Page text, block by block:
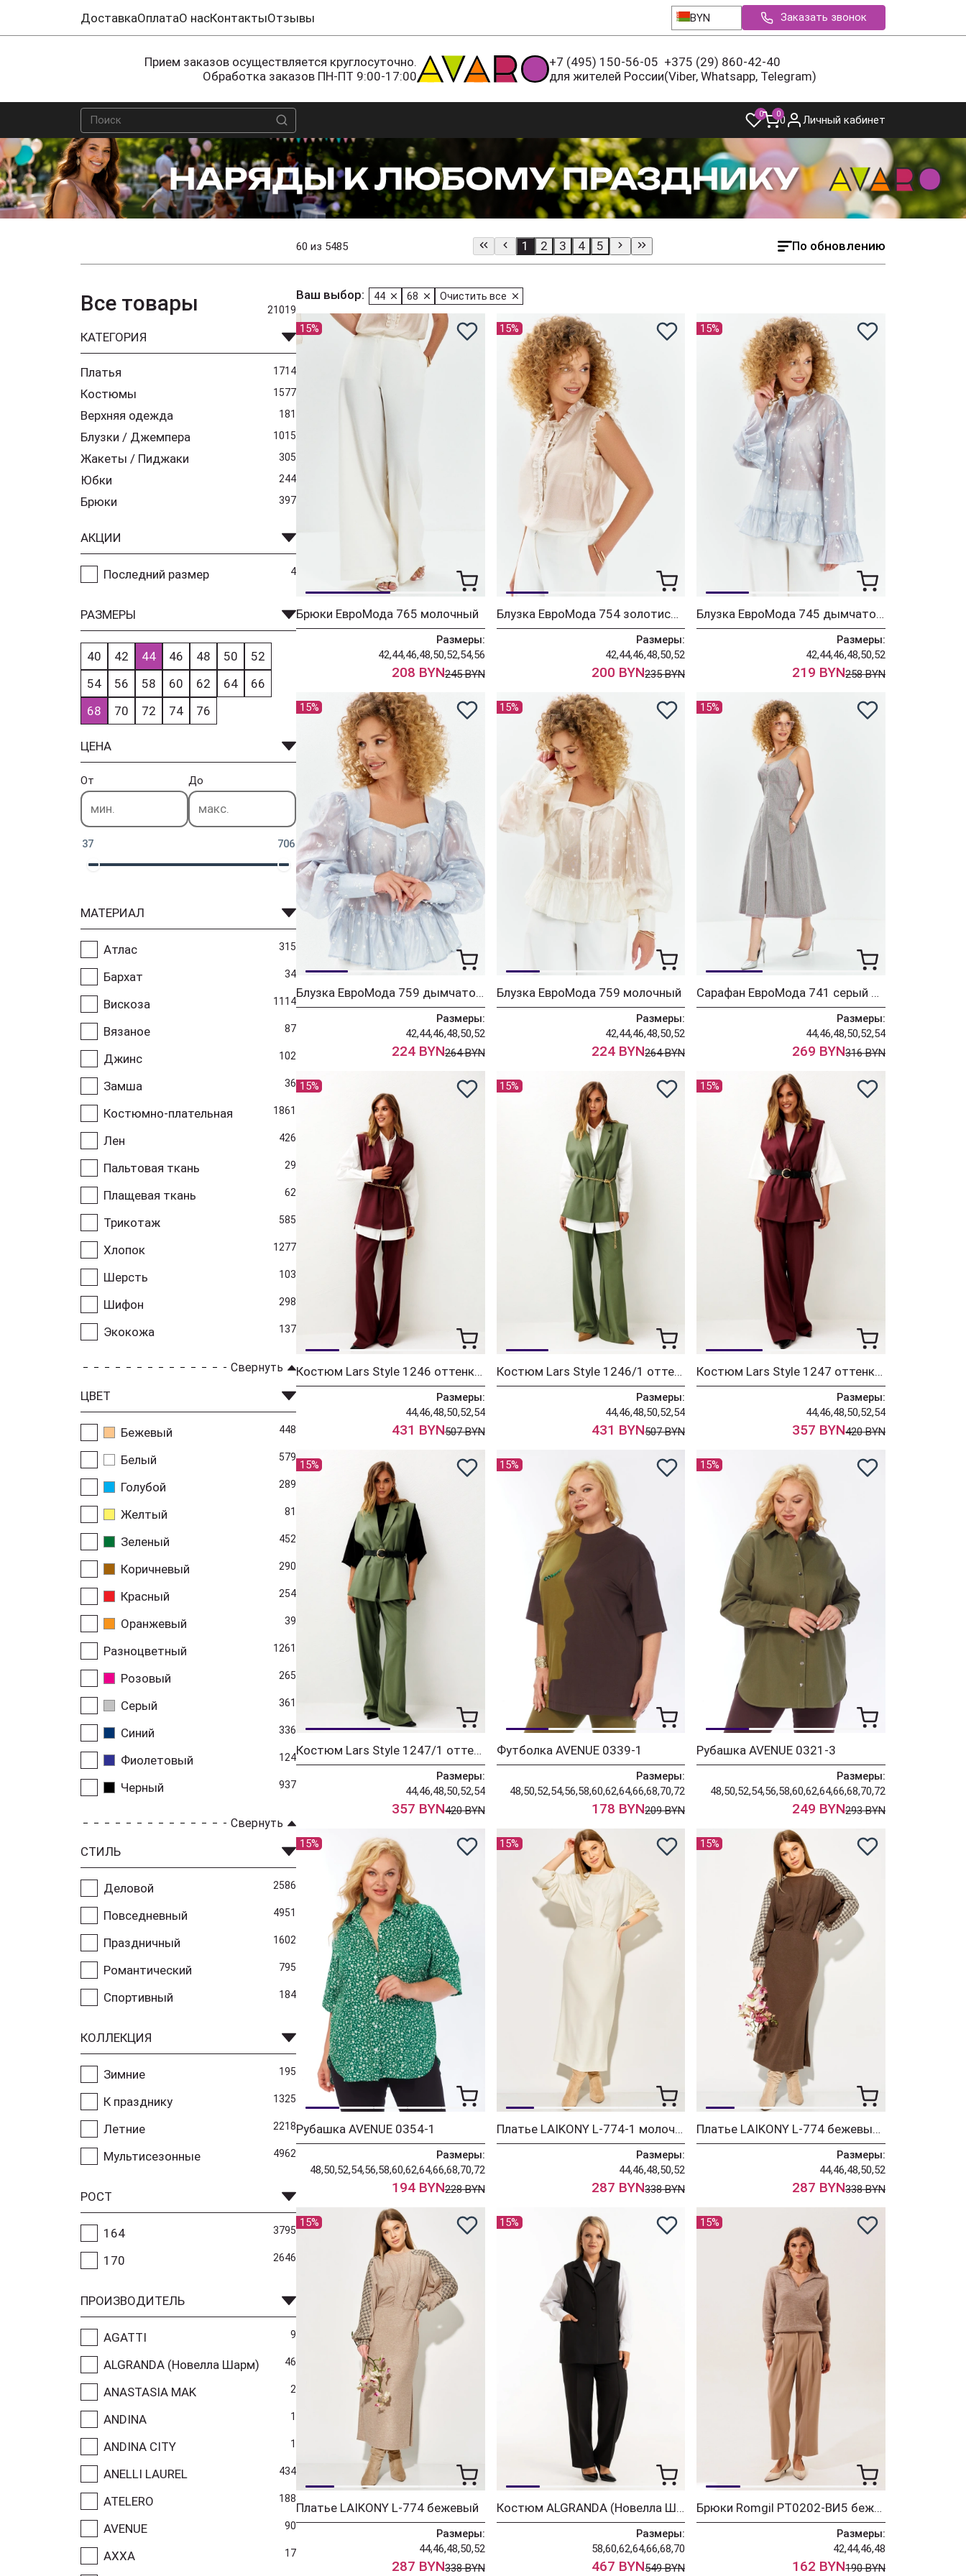
ДоставкаОплатаО насКонтактыОтзывы BYN Заказать звонок
Прием заказов осуществляется круглосуточно.
Обработка заказов ПН-ПТ 9:00-17:00
+7 (495) 150-56-05
для жителей России
+375 (29) 860-42-40
(Viber, Whatsapp, Telegram)
0 00 Личный кабинет
60 из 5485 По обновлению
1 2 3 4 5
Все товары 21019
КАТЕГОРИЯ
Платья 1714
Костюмы 1577
Верхняя одежда 181
Блузки / Джемпера 1015
Жакеты / Пиджаки 305
Юбки 244
Брюки 397
АКЦИИ
Последний размер 4
РАЗМЕРЫ
40 42 44 46 48 50
52
54
56 58 60 62 64
66
68
70 72 74 76
ЦЕНА
От До
37 706
МАТЕРИАЛ
Атлас 315
Бархат 34
Вискоза 1114
Вязаное 87
Джинс 102
Замша 36
Костюмно-плательная 1861
Лен 426
Пальтовая ткань 29
Плащевая ткань 62
Трикотаж 585
Хлопок 1277
Шерсть 103
Шифон 298
Экокожа 137
Свернуть
ЦВЕТ
Бежевый 448
Белый 579
Голубой 289
Желтый 81
Зеленый 452
Коричневый 290
Красный 254
Оранжевый 39
Разноцветный 1261
Розовый 265
Серый 361
Синий 336
Фиолетовый 124
Черный 937
Свернуть
СТИЛЬ
Деловой 2586
Повседневный 4951
Праздничный 1602
Романтический 795
Спортивный 184
КОЛЛЕКЦИЯ
Зимние 195
К празднику 1325
Летние 2218
Мультисезонные 4962
РОСТ
164 3795
170 2646
ПРОИЗВОДИТЕЛЬ
AGATTI 9
ALGRANDA (Новелла Шарм) 46
ANASTASIA MAK 2
ANDINA 1
ANDINA CITY 1
ANELLI LAUREL 434
ATELERO 188
AVENUE 90
AXXA 17
Ваш выбор: 44 68 Очистить все
15%
Брюки ЕвроМода 765 молочный
Размеры:
42,44,46,48,50,52,54,56
208 BYN245 BYN
15%
Блузка ЕвроМода 754 золотисто-бежевый
Размеры:
42,44,46,48,50,52
200 BYN235 BYN
15%
Блузка ЕвроМода 745 дымчато-голубой
Размеры:
42,44,46,48,50,52
219 BYN258 BYN
15%
Блузка ЕвроМода 759 дымчато-голубой
Размеры:
42,44,46,48,50,52
224 BYN264 BYN
15%
Блузка ЕвроМода 759 молочный
Размеры:
42,44,46,48,50,52
224 BYN264 BYN
15%
Сарафан ЕвроМода 741 серый + розовая полоска
Размеры:
44,46,48,50,52,54
269 BYN316 BYN
15%
Костюм Lars Style 1246 оттенки бордо+молочного
Размеры:
44,46,48,50,52,54
431 BYN507 BYN
15%
Костюм Lars Style 1246/1 оттенки хвои+молочного
Размеры:
44,46,48,50,52,54
431 BYN507 BYN
15%
Костюм Lars Style 1247 оттенки бордо
Размеры:
44,46,48,50,52,54
357 BYN420 BYN
15%
Костюм Lars Style 1247/1 оттенки хвои
Размеры:
44,46,48,50,52,54
357 BYN420 BYN
15%
Футболка AVENUE 0339-1
Размеры:
48,50,52,54,56,58,60,62,64,66,68,70,72
178 BYN209 BYN
15%
Рубашка AVENUE 0321-3
Размеры:
48,50,52,54,56,58,60,62,64,66,68,70,72
249 BYN293 BYN
15%
Рубашка AVENUE 0354-1
Размеры:
48,50,52,54,56,58,60,62,64,66,68,70,72
194 BYN228 BYN
15%
Платье LAIKONY L-774-1 молочный
Размеры:
44,46,48,50,52
287 BYN338 BYN
15%
Платье LAIKONY L-774 бежевый+шоколад
Размеры:
44,46,48,50,52
287 BYN338 BYN
15%
Платье LAIKONY L-774 бежевый
Размеры:
44,46,48,50,52
287 BYN338 BYN
15%
Костюм ALGRANDA (Новелла Шарм) 4181
Размеры:
58,60,62,64,66,68,70
467 BYN549 BYN
15%
Брюки Romgil РТ0202-ВИ5 бежевый
Размеры:
42,44,46,48
162 BYN190 BYN